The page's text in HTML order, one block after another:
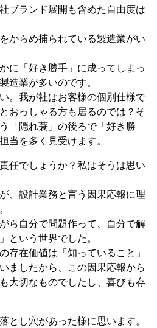
ブランド展開も含めた自由度は
からめ捕られている製造業がい
に「好き勝手」に成ってしまっ
造業が多いのです。
。我が社はお客様の個別仕様で
おっしゃる方も居るのでは？そ
「隠れ蓑」の後ろで「好き勝
当を多く見受けます。
任でしょうか？私はそうは思い
、設計業務と言う因果応報に理
ら自分で問題作って、自分で解
という世界でした。
存在価値は「知っていること」
ましたから、この因果応報から
大切なものでしたし、喜びも存
とし穴があった様に思います。